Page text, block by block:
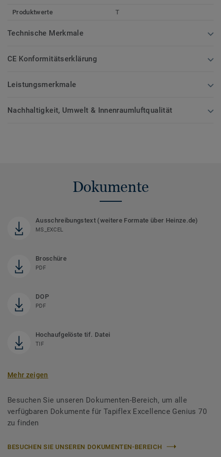
Produktwerte T
Technische Merkmale
CE Konformitätserklärung
Leistungsmerkmale
Nachhaltigkeit, Umwelt & Innenraumluftqualität
Dokumente
Ausschreibungstext (weitere Formate über Heinze.de)
MS_EXCEL
Broschüre
PDF
DOP
PDF
Hochaufgelöste tif. Datei
TIF
Mehr zeigen
Besuchen Sie unseren Dokumenten-Bereich, um alle
verfügbaren Dokumente für Tapiflex Excellence Genius 70
zu finden
BESUCHEN SIE UNSEREN DOKUMENTEN-BEREICH